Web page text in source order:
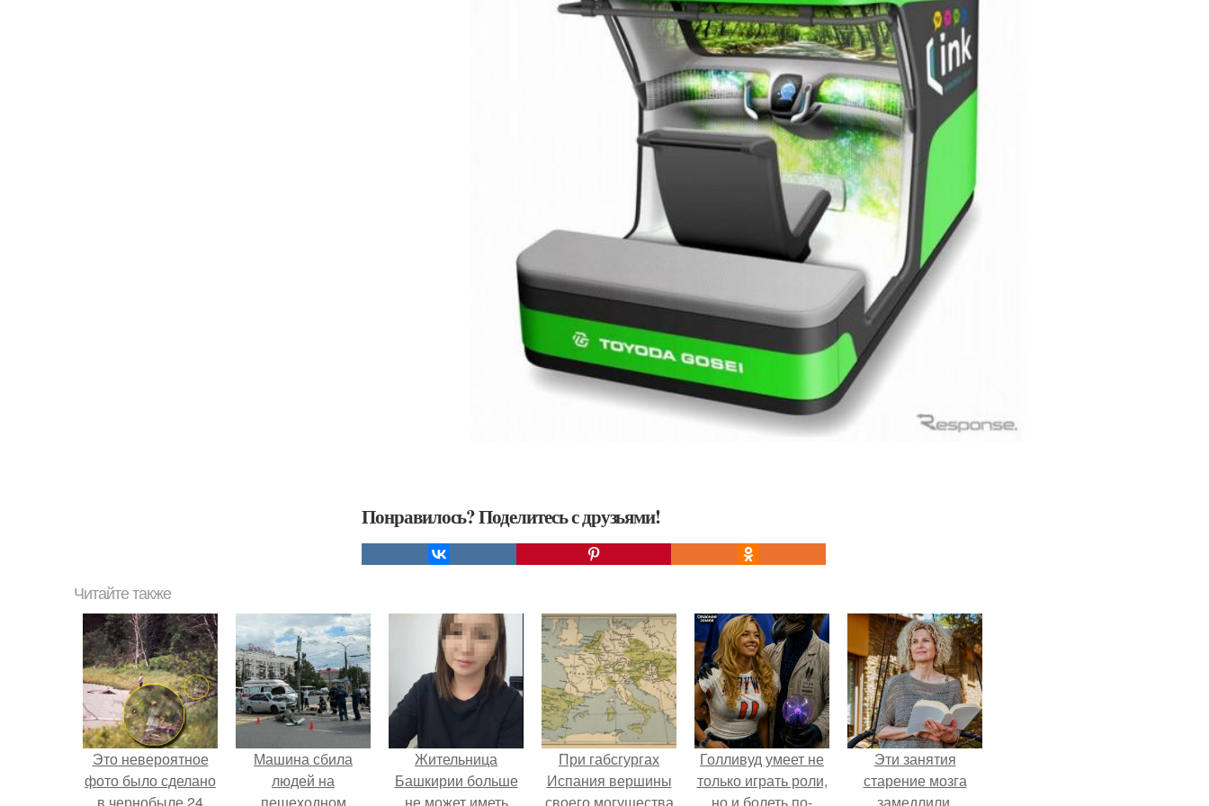
Понравилось? Поделитесь с друзьями!
Читайте также
Это невероятное
фото было сделано
в чернобыле 24
Машина сбила
людей на
пешеходном
Жительница
Башкирии больше
не может иметь
При габсгургах
Испания вершины
своего могущества
Голливуд умеет не
только играть роли,
но и болеть по-
Эти занятия
старение мозга
замедлили.